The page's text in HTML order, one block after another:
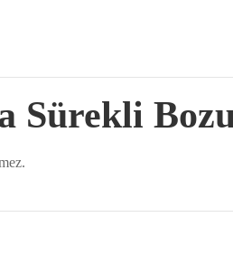
Sürekli